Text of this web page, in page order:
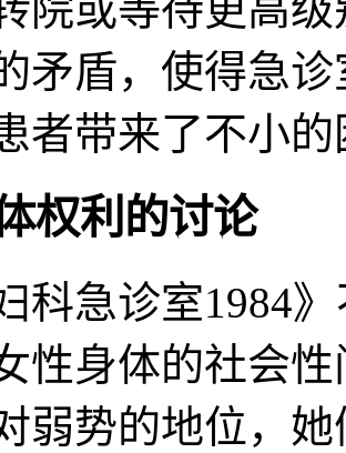
矛盾，使得急
者带来了不小的
权利的讨论
科急诊室1984
性身体的社会
弱势的地位，